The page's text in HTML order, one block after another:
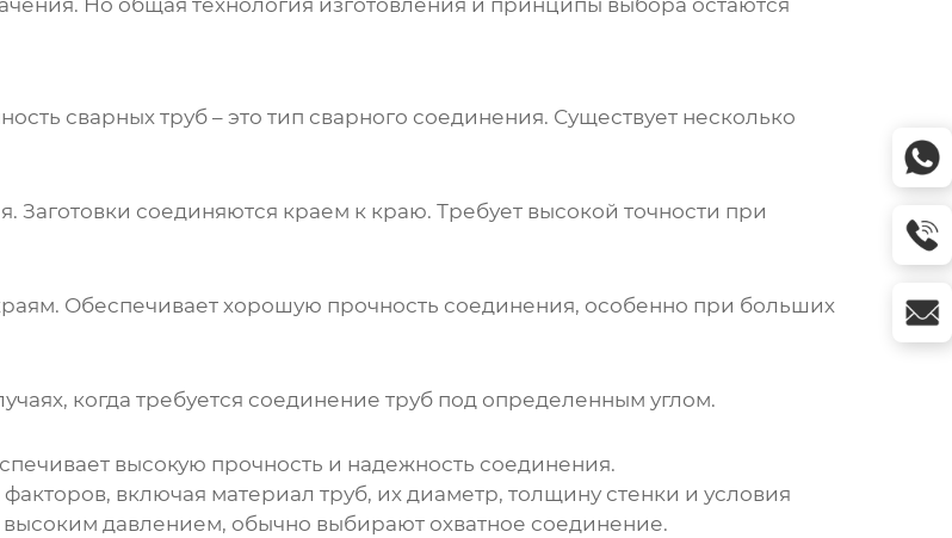
Но общая технология изготовления и принципы выбора остаются
сварных труб– это тип сварного соединения. Существует несколько
соединяются краем к краю. Требует высокой точности при
Обеспечивает хорошую прочность соединения, особенно при больших
когда требуется соединение труб под определенным углом.
высокую прочность и надежность соединения.
включая материал труб, их диаметр, толщину стенки и условия
давлением, обычно выбирают охватное соединение.